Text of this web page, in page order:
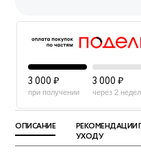
3 000 ₽
при получении
3 000 ₽
через 2
ОПИСАНИЕ
РЕКОМЕНДАЦИИ
УХОДУ